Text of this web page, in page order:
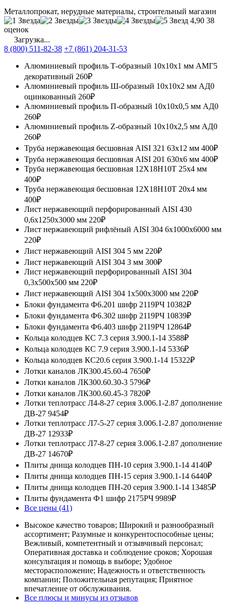
Металлопрокат, нерудные материалы, строительный магазин
4,90 38
оценок
Загрузка...
8 (800) 511-82-38 +7 (861) 204-31-53
Алюминиевый профиль Т-образный 10х10х1 мм АМГ5
декоративный 260₽
Алюминиевый профиль Ш-образный 10х10х2 мм АД0
оцинкованный 260₽
Алюминиевый профиль П-образный 10х10х0,5 мм АД0
260₽
Алюминиевый профиль Z-образный 10х10х2,5 мм АД0
260₽
Труба нержавеющая бесшовная AISI 321 63х12 мм 400₽
Труба нержавеющая бесшовная AISI 201 630х6 мм 400₽
Труба нержавеющая бесшовная 12Х18Н10Т 25х4 мм
400₽
Труба нержавеющая бесшовная 12Х18Н10Т 20х4 мм
400₽
Лист нержавеющий перфорированный AISI 430
0,6х1250х3000 мм 220₽
Лист нержавеющий рифлёный AISI 304 6х1000х6000 мм
220₽
Лист нержавеющий AISI 304 5 мм 220₽
Лист нержавеющий AISI 304 3 мм 300₽
Лист нержавеющий перфорированный AISI 304
0,3х500х500 мм 220₽
Лист нержавеющий AISI 304 1х500х3000 мм 220₽
Блоки фундамента Ф6.201 шифр 2119РЧ 10382₽
Блоки фундамента Ф6.302 шифр 2119РЧ 10839₽
Блоки фундамента Ф6.403 шифр 2119РЧ 12864₽
Кольца колодцев КС 7.3 серия 3.900.1-14 3588₽
Кольца колодцев КС 7.9 серия 3.900.1-14 5336₽
Кольца колодцев КС20.6 серия 3.900.1-14 15322₽
Лотки каналов ЛК300.45.60-4 7650₽
Лотки каналов ЛК300.60.30-3 5796₽
Лотки каналов ЛК300.60.45-3 7820₽
Лотки теплотрасс Л4-8-27 серия 3.006.1-2.87 дополнение
ДВ-27 9454₽
Лотки теплотрасс Л7-5-27 серия 3.006.1-2.87 дополнение
ДВ-27 12933₽
Лотки теплотрасс Л7-8-27 серия 3.006.1-2.87 дополнение
ДВ-27 14670₽
Плиты днища колодцев ПН-10 серия 3.900.1-14 4140₽
Плиты днища колодцев ПН-15 серия 3.900.1-14 6440₽
Плиты днища колодцев ПН-20 серия 3.900.1-14 13485₽
Плиты фундамента Ф1 шифр 2175РЧ 9989₽
Все цены (41)
Высокое качество товаров; Широкий и разнообразный
ассортимент; Разумные и конкурентоспособные цены;
Вежливый, компетентный и отзывчивый персонал;
Оперативная доставка и соблюдение сроков; Хорошая
консультация и помощь в выборе; Удобное
месторасположение; Надежность и ответственность
компании; Положительная репутация; Приятное
впечатление от обслуживания.
Все плюсы и минусы из отзывов